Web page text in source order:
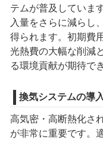
テムが普及していま
入量をさらに減らし
得られます。初期費
光熱費の大幅な削減
る環境貢献が期待で
換気システムの導入
高気密・高断熱化さ
が非常に重要です。